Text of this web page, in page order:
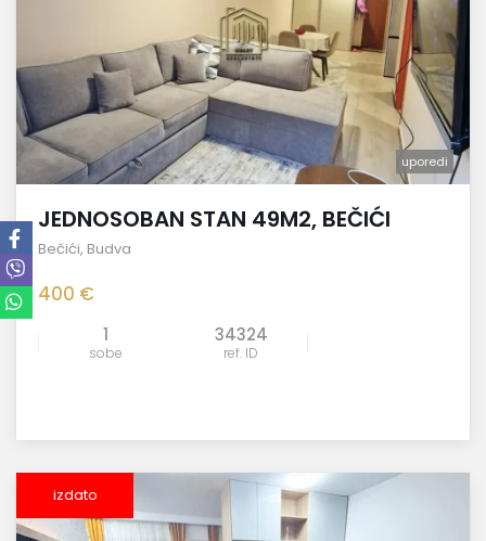
uporedi
JEDNOSOBAN STAN 49M2, BEČIĆI
Bečići, Budva
400 €
1
sobe
34324
ref. ID
izdato